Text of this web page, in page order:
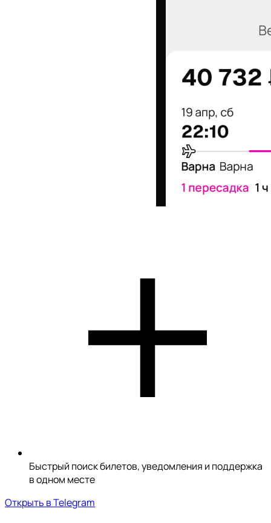
Быстрый поиск билетов, уведомления и поддержка
в одном месте
Открыть в Telegram